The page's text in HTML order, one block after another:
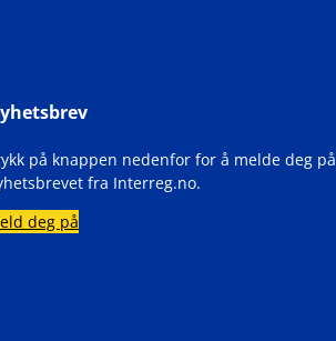
på knappen nedenfor for å melde deg på
fra Interreg.no.
deg på